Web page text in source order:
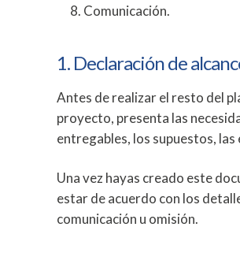
Comunicación.
1. Declaración de
Antes de realizar el resto del
proyecto, presenta las
entregables, los supuestos,
Una vez hayas creado este
estar de acuerdo con los
comunicación u omisión.